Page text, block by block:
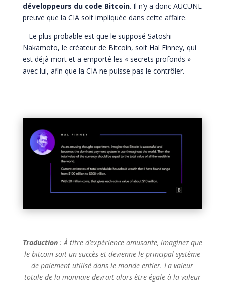
développeurs du code Bitcoin. Il n’y a donc AUCUNE
preuve que la CIA soit impliquée dans cette affaire.
– Le plus probable est que le supposé Satoshi
Nakamoto, le créateur de Bitcoin, soit Hal Finney, qui
est déjà mort et a emporté les « secrets profonds »
avec lui, afin que la CIA ne puisse pas le contrôler.
Traduction: À titre d’expérience amusante, imaginez que
le bitcoin soit un succès et devienne le principal système
de paiement utilisé dans le monde entier. La valeur
totale de la monnaie devrait alors être égale à la valeur